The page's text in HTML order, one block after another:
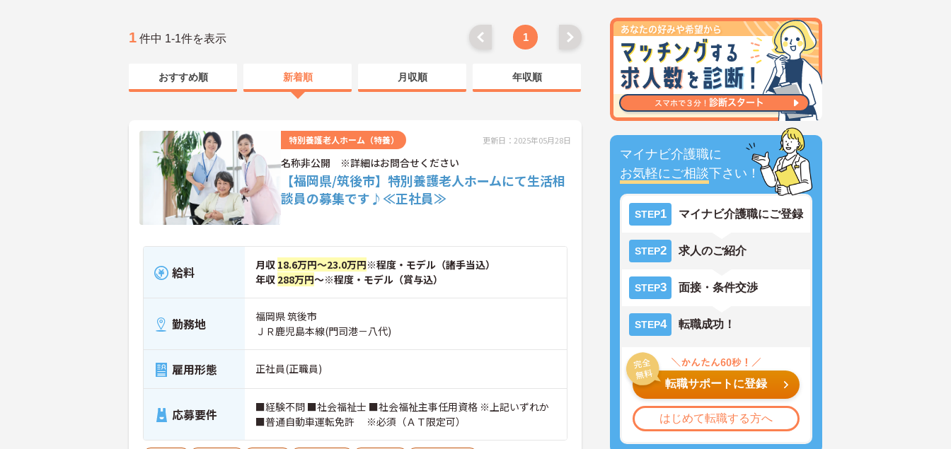
マイナビ介護職に
お気軽にご相談下さい！
STEP1 マイナビ介護職にご登録
STEP2 求人のご紹介
STEP3 面接・条件交渉
STEP4 転職成功！
転職サポートに登録
はじめて転職する方へ
1 件中 1-1件を表示 1
おすすめ順 新着順 月収順 年収順
特別養護老人ホーム（特養） 更新日：2025年05月28日
名称非公開 ※詳細はお問合せください
【福岡県/筑後市】特別養護老人ホームにて生活相
談員の募集です♪≪正社員≫
給料 月収 18.6万円～23.0万円※程度・モデル（諸手当込）
年収 288万円～※程度・モデル（賞与込）
勤務地
福岡県 筑後市
ＪＲ鹿児島本線(門司港－八代)
雇用形態 正社員(正職員)
応募要件
■経験不問 ■社会福祉士 ■社会福祉主事任用資格 ※上記いずれか
■普通自動車運転免許 ※必須（ＡＴ限定可）